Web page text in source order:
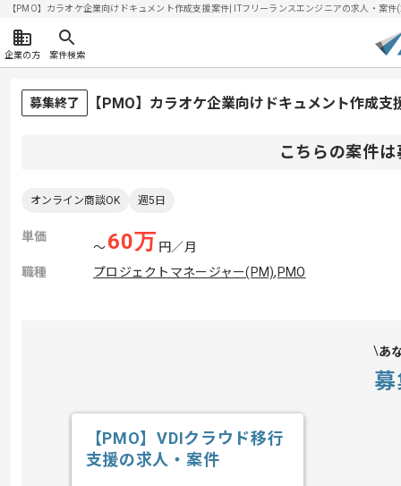
【PMO】カラオケ企業向けドキュメント作成支援案件| ITフリーランスエンジニアの求人・案
企業の方 案件検索
募集終了 【PMO】カラオケ企業向けドキュメント作成
こちらの案件
オンライン商談OK 週5日
単価
〜60万 円／月
職種
プロジェクトマネージャー(PM), PMO
あ
【PMO】VDIクラウド移行
支援の求人・案件